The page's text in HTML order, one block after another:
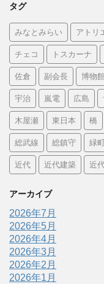
タグ
みなとみらい アトリ
チェコ トスカーナ
佐倉 副会長 博物
宇治 嵐電 広島
木屋瀬 東日本 橋
総武線 総鎮守 緑
近代 近代建築 近
アーカイブ
2026年7月
2026年5月
2026年4月
2026年3月
2026年2月
2026年1月